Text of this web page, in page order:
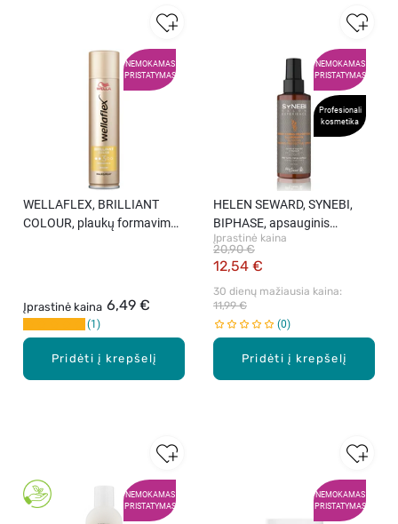
NEMOKAMAS
PRISTATYMAS
Pridėti į krepšelį
WELLAFLEX, BRILLIANT
COLOUR, plaukų formavimo
Įprastinė kaina 6,49 €
1
NEMOKAMAS
PRISTATYMAS
Profesionali
kosmetika
Pridėti į krepšelį
HELEN SEWARD, SYNEBI,
BIPHASE, apsauginis
purškiklis, 150 ml
Įprastinė kaina
12,54 €
20,90 €
30 dienų mažiausia kaina:
11,99 €
0
NEMOKAMAS
PRISTATYMAS
NEMOKAMAS
PRISTATYMAS